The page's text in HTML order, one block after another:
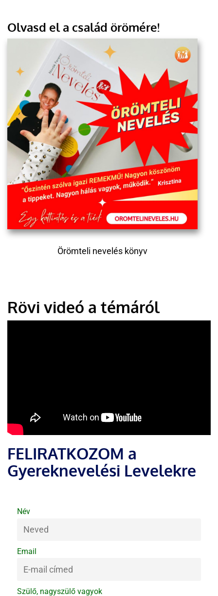
Olvasd el a család örömére!
Örömteli nevelés könyv
Rövi videó a témáról
FELIRATKOZOM a
Gyereknevelési Levelekre
Név
Email
Szülő, nagyszülő vagyok